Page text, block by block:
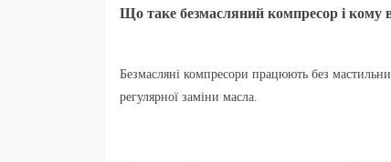
Що таке безмасляний компресор і кому
Безмасляні компресори працюють без
регулярної заміни масла.